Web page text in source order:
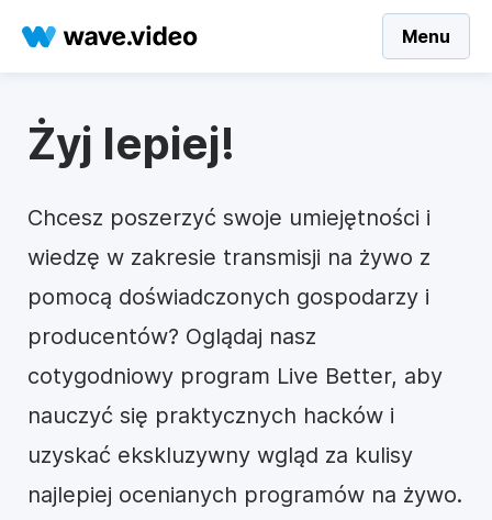
Menu
Żyj lepiej!
Chcesz poszerzyć swoje umiejętności i
wiedzę w zakresie transmisji na żywo z
pomocą doświadczonych gospodarzy i
producentów? Oglądaj nasz
cotygodniowy program Live Better, aby
nauczyć się praktycznych hacków i
uzyskać ekskluzywny wgląd za kulisy
najlepiej ocenianych programów na żywo.